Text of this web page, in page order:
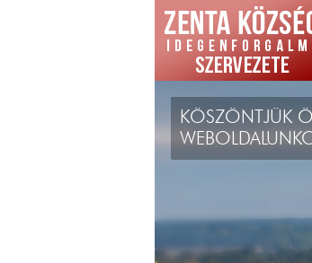
KÖSZÖNTJÜK